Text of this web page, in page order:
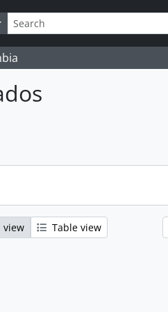
options
view Table view